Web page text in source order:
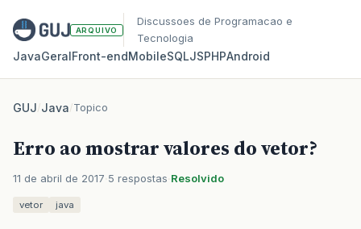
ARQUIVO
Discussoes de Programacao e
Tecnologia
JavaGeralFront‑endMobileSQLJSPHPAndroid
GUJ/Java/Topico
Erro ao mostrar valores do vetor?
11 de abril de 2017 5 respostas Resolvido
vetor java